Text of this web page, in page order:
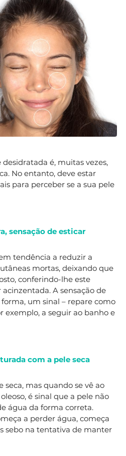
é, muitas vezes,
No entanto, deve estar
para perceber se a sua pele
sensação de esticar
tendência a reduzir a
mortas, deixando que
conferindo-lhe este
A sensação de
um sinal – repare como
exemplo, a seguir ao banho e
com a pele seca
seca, mas quando se vê ao
é sinal que a pele não
água da forma correta.
a perder água, começa
sebo na tentativa de manter